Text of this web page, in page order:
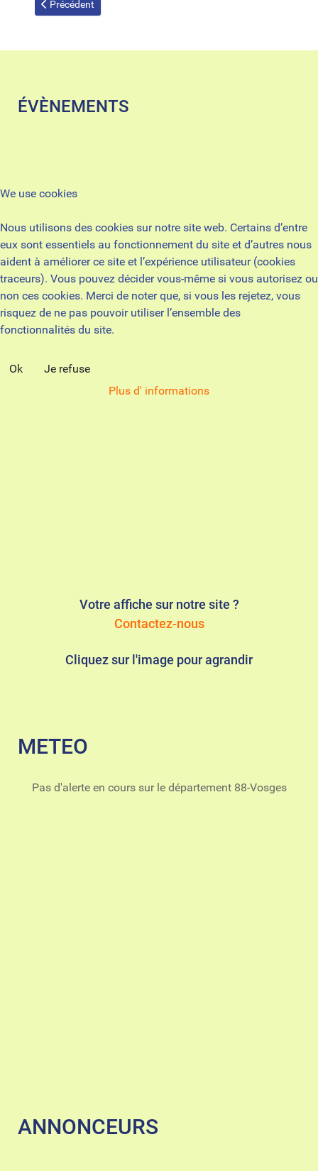
Article précédent : L'équipe
Précédent
ÉVÈNEMENTS
Votre affiche sur notre site ?
Contactez-nous
Cliquez sur l'image pour agrandir
METEO
Pas d'alerte en cours sur le département 88-Vosges
ANNONCEURS
We use cookies
Nous utilisons des cookies sur notre site web. Certains d’entre
eux sont essentiels au fonctionnement du site et d’autres nous
aident à améliorer ce site et l’expérience utilisateur (cookies
traceurs). Vous pouvez décider vous-même si vous autorisez ou
non ces cookies. Merci de noter que, si vous les rejetez, vous
risquez de ne pas pouvoir utiliser l’ensemble des
fonctionnalités du site.
Ok
Je refuse
Plus d' informations